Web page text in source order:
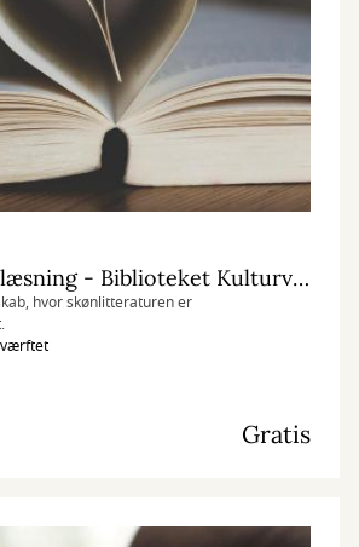
Guidet fælleslæsning - Biblioteket Kulturværftet
hvor skønlitteraturen er
Gratis